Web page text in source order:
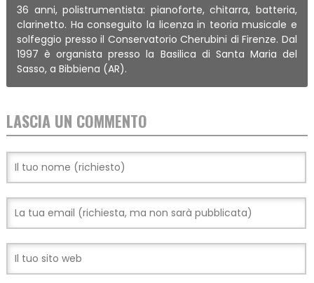
36 anni, polistrumentista: pianoforte, chitarra, batteria,
clarinetto. Ha conseguito la licenza in teoria musicale e
solfeggio presso il Conservatorio Cherubini di Firenze. Dal
1997 è organista presso la Basilica di Santa Maria del
Sasso, a Bibbiena (AR).
LASCIA UN COMMENTO